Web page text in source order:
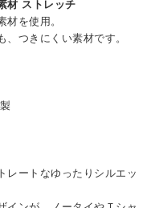
材 ストレッチ
を使用。
つきにくい素材です。
レートなゆったりシルエッ